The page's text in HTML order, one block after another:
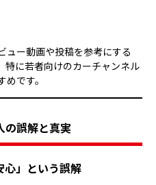
ュー動画や投稿を参考にする
特に若者向けのカーチャンネル
です。
の誤解と真実
心」という誤解